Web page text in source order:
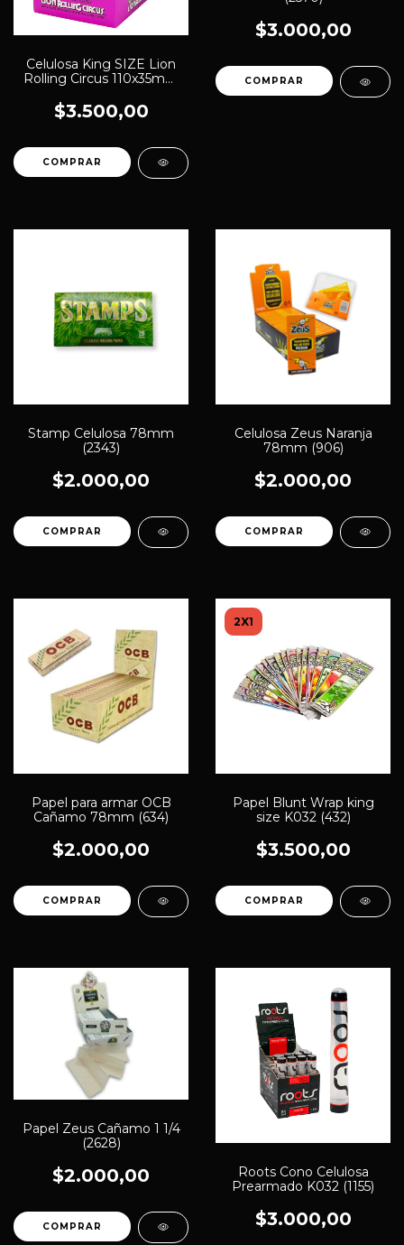
Celulosa King SIZE Lion
Rolling Circus 110x35mm
$3.500,00
$3.000,00
Stamp Celulosa 78mm
(2343)
$2.000,00
Celulosa Zeus Naranja
78mm (906)
$2.000,00
Papel para armar OCB
Cañamo 78mm (634)
$2.000,00
2X1
Papel Blunt Wrap king
size K032 (432)
$3.500,00
COMPRAR
Papel Zeus Cañamo 1 1/4
(2628)
$2.000,00
Roots Cono Celulosa
Prearmado K032 (1155)
$3.000,00